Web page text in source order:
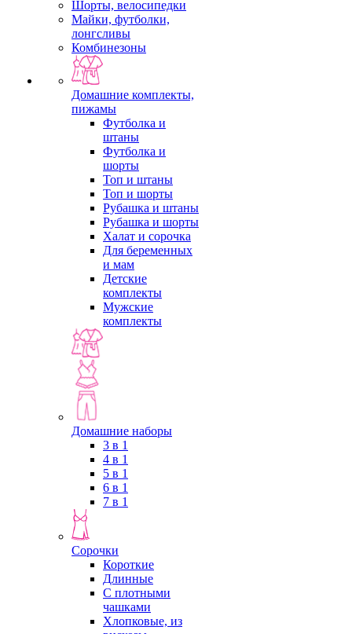
Шорты, велосипедки
Майки, футболки,
лонгсливы
Комбинезоны
Домашние комплекты,
пижамы
Футболка и
штаны
Футболка и
шорты
Топ и штаны
Топ и шорты
Рубашка и штаны
Рубашка и шорты
Халат и сорочка
Для беременных
и мам
Детские
комплекты
Мужские
комплекты
Домашние наборы
3 в 1
4 в 1
5 в 1
6 в 1
7 в 1
Сорочки
Короткие
Длинные
С плотными
чашками
Хлопковые, из